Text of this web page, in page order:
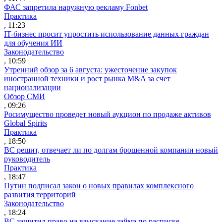
ФАС запретила наружную рекламу Fonbet
Практика
, 11:23
IT-бизнес просит упростить использование данных граждан
для обучения ИИ
Законодательство
, 10:59
Утренний обзор за 6 августа: ужесточение закупок
иностранной техники и рост рынка M&A за счет
национализации
Обзор СМИ
, 09:26
Росимущество проведет новый аукцион по продаже активов
Global Spirits
Практика
, 18:50
ВС решит, отвечает ли по долгам брошенной компании новый
руководитель
Практика
, 18:47
Путин подписал закон о новых правилах комплексного
развития территорий
Законодательство
, 18:24